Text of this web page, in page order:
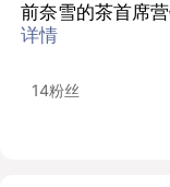
前奈雪的茶首席
详情
14粉丝